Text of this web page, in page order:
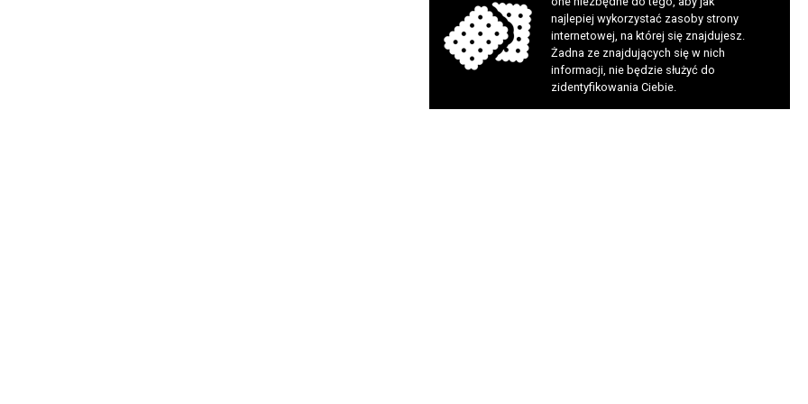
najlepiej wykorzystać zasoby strony
internetowej, na której się znajdujesz.
Żadna ze znajdujących się w nich
informacji, nie będzie służyć do
zidentyfikowania Ciebie.